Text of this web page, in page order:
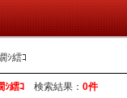
ｼ繧ｺ
ｼ繧ｺ 検索結果： 0件